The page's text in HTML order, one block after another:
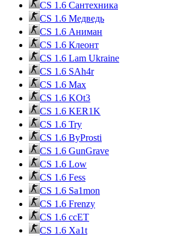
CS 1.6 Сантехника
CS 1.6 Медведь
CS 1.6 Аниман
CS 1.6 Клеонт
CS 1.6 Lam Ukraine
CS 1.6 SAh4r
CS 1.6 Max
CS 1.6 KOt3
CS 1.6 KER1K
CS 1.6 Try
CS 1.6 ByProsti
CS 1.6 GunGrave
CS 1.6 Low
CS 1.6 Fess
CS 1.6 Sa1mon
CS 1.6 Frenzy
CS 1.6 ccET
CS 1.6 Xa1t